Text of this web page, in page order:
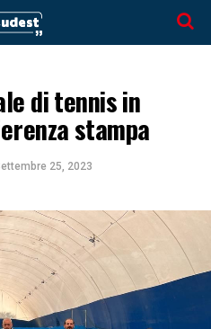
di tennis in
stampa
25, 2023